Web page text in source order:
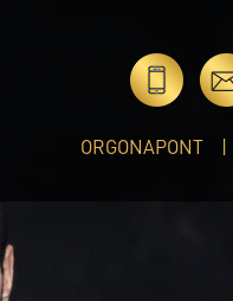
ORGONAPONT